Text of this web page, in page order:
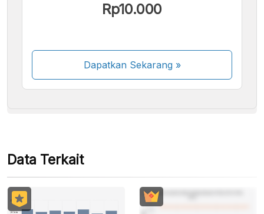
Rp10.000
Dapatkan Sekarang»
Beberapa metode pembayaran masih dalam
Data Terkait